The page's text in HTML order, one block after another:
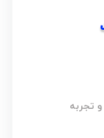
تجربه